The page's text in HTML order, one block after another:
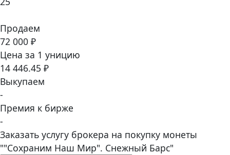
Продаем
72 000 ₽
Цена за 1 уницию
14 446.45 ₽
Выкупаем
-
Премия к бирже
-
Заказать услугу брокера на покупку монеты
""Сохраним Наш Мир". Снежный Барс"